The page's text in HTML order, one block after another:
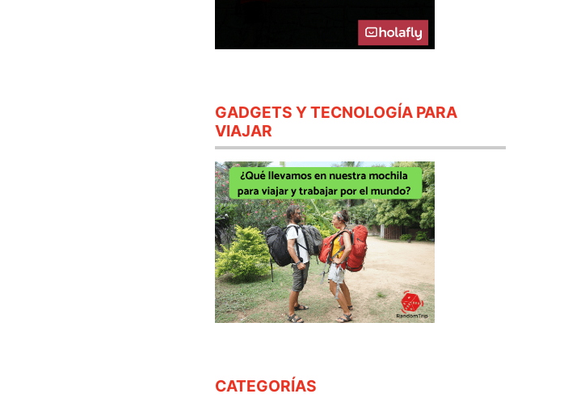
GADGETS Y TECNOLOGÍA PARA
VIAJAR
CATEGORÍAS